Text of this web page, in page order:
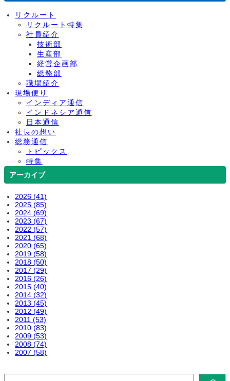
リクルート
リクルート特集
社員紹介
技術部
生産部
経営企画部
総務部
職場紹介
現場便り
インディア通信
インドネシア通信
日本通信
社長の想い
総務通信
トピックス
特集
アーカイブ
2026 (41)
2025 (85)
2024 (69)
2023 (67)
2022 (57)
2021 (68)
2020 (65)
2019 (58)
2018 (50)
2017 (29)
2016 (26)
2015 (40)
2014 (32)
2013 (45)
2012 (49)
2011 (53)
2010 (83)
2009 (53)
2008 (74)
2007 (58)